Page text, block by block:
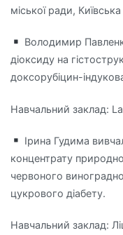
міської ради,
Володимир
діоксиду на
доксорубіцин-
Навчальний заклад:
Ірина Гудима
концентрату
червоного
цукрового діабету.
Навчальний заклад: